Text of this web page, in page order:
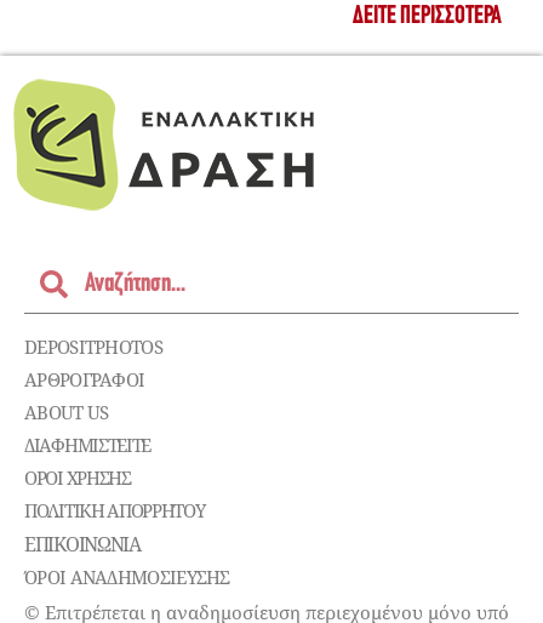
ΔΕΊΤΕ ΠΕΡΙΣΣΌΤΕΡΑ
DEPOSITPHOTOS
ΑΡΘΡΟΓΡΑΦΟΙ
ABOUT US
ΔΙΑΦΗΜΙΣΤΕΊΤΕ
ΌΡΟΙ ΧΡΉΣΗΣ
ΠΟΛΙΤΙΚΉ ΑΠΟΡΡΉΤΟΥ
ΕΠΙΚΟΙΝΩΝΊΑ
ΌΡΟΙ ΑΝΑΔΗΜΟΣΙΕΥΣΗΣ
© Επιτρέπεται η αναδημοσίευση περιεχομένου μόνο υπό